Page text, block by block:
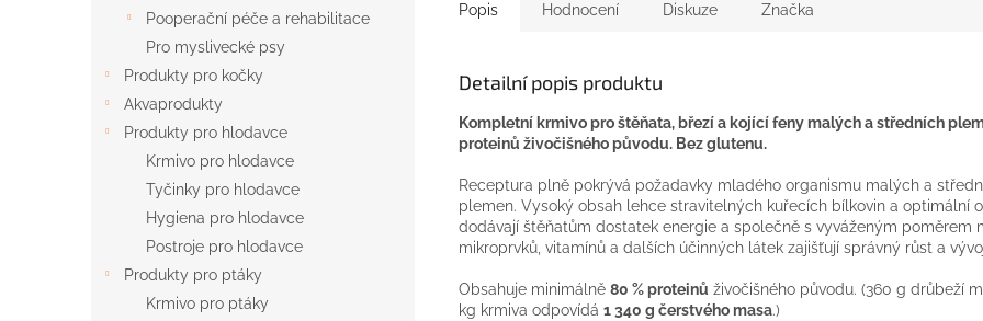
Pooperační péče a rehabilitace
Pro myslivecké psy
Produkty pro kočky
Akvaprodukty
Produkty pro hlodavce
Krmivo pro hlodavce
Tyčinky pro hlodavce
Hygiena pro hlodavce
Postroje pro hlodavce
Produkty pro ptáky
Krmivo pro ptáky
Popis Hodnocení Diskuze Značka
Detailní popis produktu
Kompletní krmivo pro štěňata, březí a kojící feny malých a středních
proteinů živočišného původu. Bez glutenu.
Receptura plně pokrývá požadavky mladého organismu malých a
plemen. Vysoký obsah lehce stravitelných kuřecích bílkovin a optimální
dodávají štěňatům dostatek energie a společně s vyváženým poměrem
mikroprvků, vitamínů a dalších účinných látek zajišťují správný růst a
Obsahuje minimálně 80 % proteinů živočišného původu. (360 g drůbeží
kg krmiva odpovídá 1 340 g čerstvého masa.)